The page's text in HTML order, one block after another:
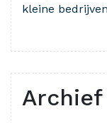
kleine bedrijven
Archief